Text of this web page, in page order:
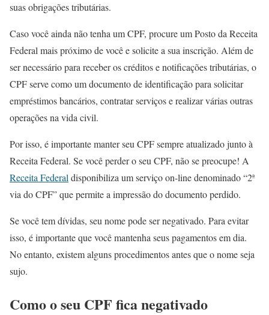
suas obrigações tributárias.
Caso você ainda não tenha um CPF, procure um Posto da Receita
Federal mais próximo de você e solicite a sua inscrição. Além de
ser necessário para receber os créditos e notificações tributárias, o
CPF serve como um documento de identificação para solicitar
empréstimos bancários, contratar serviços e realizar várias outras
operações na vida civil.
Por isso, é importante manter seu CPF sempre atualizado junto à
Receita Federal. Se você perder o seu CPF, não se preocupe! A
Receita Federal disponibiliza um serviço on-line denominado “2ª
via do CPF” que permite a impressão do documento perdido.
Se você tem dívidas, seu nome pode ser negativado. Para evitar
isso, é importante que você mantenha seus pagamentos em dia.
No entanto, existem alguns procedimentos antes que o nome seja
sujo.
Como o seu CPF fica negativado